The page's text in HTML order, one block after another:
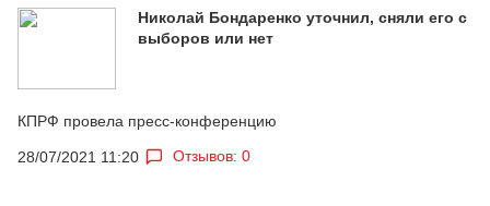
Николай Бондаренко уточнил, сняли его с
выборов или нет
КПРФ провела пресс-конференцию
28/07/2021 11:20 Отзывов: 0